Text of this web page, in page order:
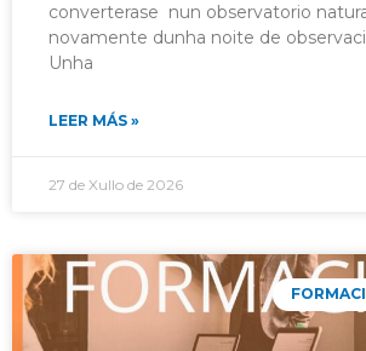
converterase nun observatorio
novamente dunha noite de
Unha
LEER MÁS »
27 de Xullo de 2026